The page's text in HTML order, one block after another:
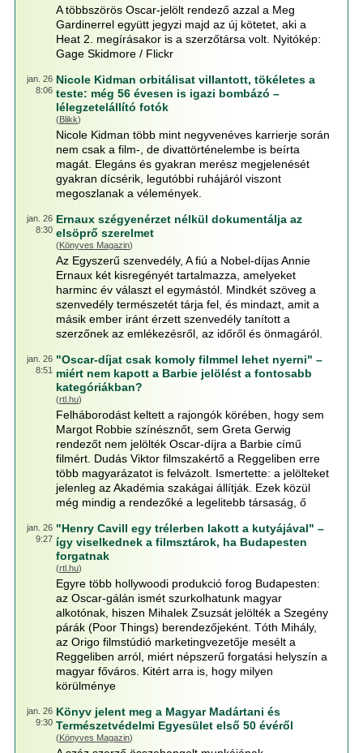
A többszörös Oscar-jelölt rendező azzal a Meg
Gardinerrel együtt jegyzi majd az új kötetet, aki a
Heat 2. megírásakor is a szerzőtársa volt. Nyitókép:
Gage Skidmore / Flickr
jan. 26
8:06
Nicole Kidman orbitálisat villantott, tökéletes a
teste: még 56 évesen is igazi bombázó –
lélegzetelállító fotók
(Blikk)
Nicole Kidman több mint negyvenéves karrierje során
nem csak a film-, de divattörténelembe is beírta
magát. Elegáns és gyakran merész megjelenését
gyakran dícsérik, legutóbbi ruhájáról viszont
megoszlanak a vélemények.
jan. 26
8:30
Ernaux szégyenérzet nélkül dokumentálja az
elsöprő szerelmet
(Könyves Magazin)
Az Egyszerű szenvedély, A fiú a Nobel-díjas Annie
Ernaux két kisregényét tartalmazza, amelyeket
harminc év választ el egymástól. Mindkét szöveg a
szenvedély természetét tárja fel, és mindazt, amit a
másik ember iránt érzett szenvedély tanított a
szerzőnek az emlékezésről, az időről és önmagáról.
jan. 26
8:51
"Oscar-díjat csak komoly filmmel lehet nyerni" –
miért nem kapott a Barbie jelölést a fontosabb
kategóriákban?
(rtl.hu)
Felháborodást keltett a rajongók körében, hogy sem
Margot Robbie színésznőt, sem Greta Gerwig
rendezőt nem jelölték Oscar-díjra a Barbie című
filmért. Dudás Viktor filmszakértő a Reggeliben erre
több magyarázatot is felvázolt. Ismertette: a jelölteket
jelenleg az Akadémia szakágai állítják. Ezek közül
még mindig a rendezőké a legelitebb társaság, ő
jan. 26
9:27
"Henry Cavill egy trélerben lakott a kutyájával" –
így viselkednek a filmsztárok, ha Budapesten
forgatnak
(rtl.hu)
Egyre több hollywoodi produkció forog Budapesten:
az Oscar-gálán ismét szurkolhatunk magyar
alkotónak, hiszen Mihalek Zsuzsát jelölték a Szegény
párák (Poor Things) berendezőjeként. Tóth Mihály,
az Origo filmstúdió marketingvezetője mesélt a
Reggeliben arról, miért népszerű forgatási helyszín a
magyar főváros. Kitért arra is, hogy milyen
körülménye
jan. 26
9:30
Könyv jelent meg a Magyar Madártani és
Természetvédelmi Egyesület első 50 évéről
(Könyves Magazin)